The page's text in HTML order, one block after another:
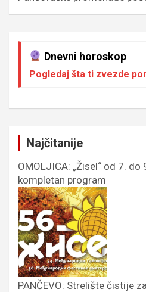
Dnevni horoskop
Pogledaj šta ti zvezde
Najčitanije
OMOLJICA: „Žisel“ od 7.
kompletan program
PANČEVO: Strelište čistije